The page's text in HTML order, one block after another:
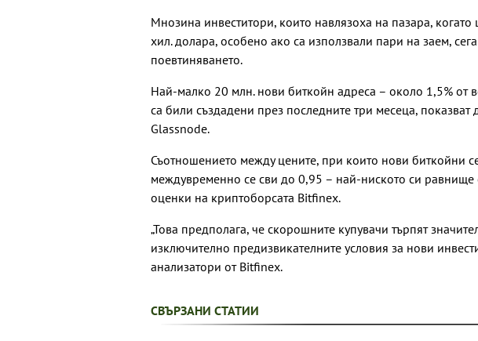
Мнозина инвеститори, които навлязоха на пазара,
хил. долара, особено ако са използвали пари на заем,
поевтиняването.
Най-малко 20 млн. нови биткойн адреса – около 1,5% от
са били създадени през последните три месеца,
Glassnode.
Съотношението между цените, при които нови биткойни
междувременно се сви до 0,95 – най-ниското си равнище
оценки на криптоборсата Bitfinex.
„Това предполага, че скорошните купувачи търпят
изключително предизвикателните условия за нови
анализатори от Bitfinex.
СВЪРЗАНИ СТАТИИ